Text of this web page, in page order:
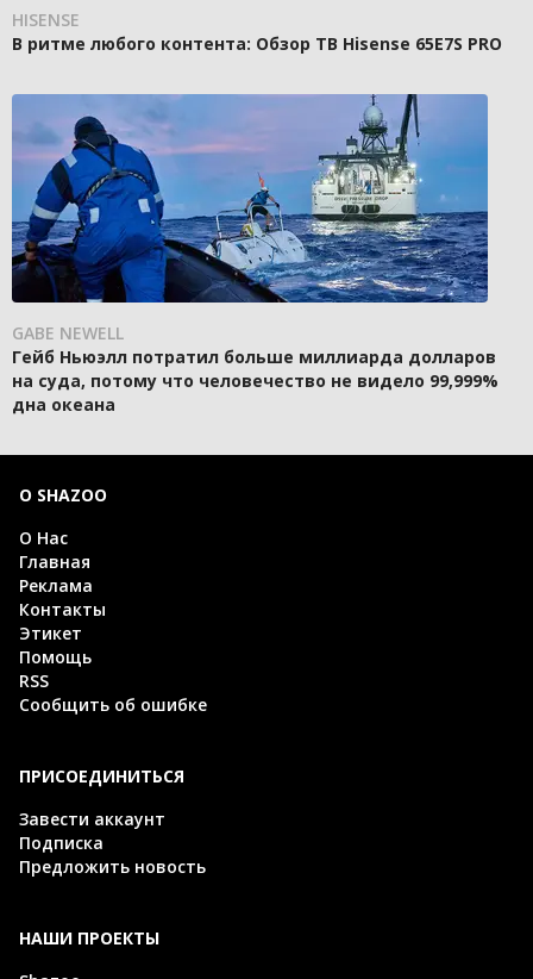
HISENSE
В ритме любого контента: Обзор ТВ Hisense 65E7S PRO
GABE NEWELL
Гейб Ньюэлл потратил больше миллиарда долларов
на суда, потому что человечество не видело 99,999%
дна океана
О SHAZOO
О Нас
Главная
Реклама
Контакты
Этикет
Помощь
RSS
Сообщить об ошибке
ПРИСОЕДИНИТЬСЯ
Завести аккаунт
Подписка
Предложить новость
НАШИ ПРОЕКТЫ